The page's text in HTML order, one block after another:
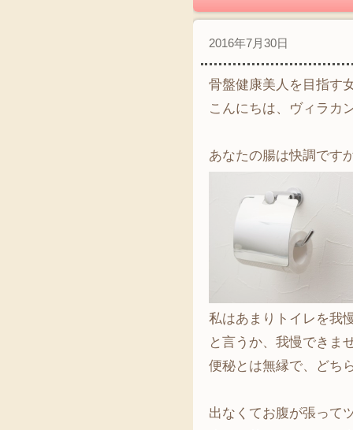
2016年7月30日
骨盤健康美人を目指す
こんにちは、ヴィラカ
あなたの腸は快調です
私はあまりトイレを我
と言うか、我慢できま
便秘とは無縁で、どち
出なくてお腹が張って